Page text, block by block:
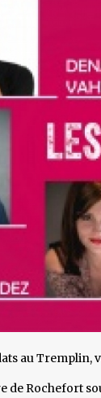
au Tremplin,
de Rochefort